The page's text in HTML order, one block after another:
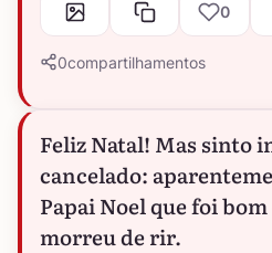
0
0compartilhamentos
Feliz Natal! Mas sinto
cancelado:
Papai Noel que foi bom
morreu de rir.